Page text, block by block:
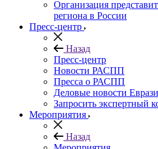
Организация
региона в России
Пресс-центр
Назад
Пресс-центр
Новости РАСПП
Пресса о РАСПП
Деловые новости
Запросить экспертный
Мероприятия
Назад